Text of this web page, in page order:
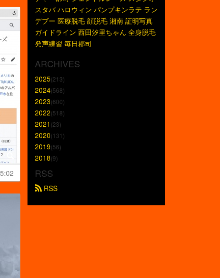
スタバ ハロウィン パンプキンラテ ラン
デブー 医療脱毛 顔脱毛 湘南 証明写真
ガイドライン 西田汐里ちゃん 全身脱毛
発声練習 毎日郡司
ARCHIVES
2025(213)
2024(568)
2023(600)
2022(518)
2021 (23)
2020(131)
2019(56)
2018(9)
RSS
RSS